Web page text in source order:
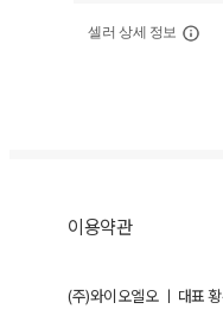
셀러 상세 정보
이용약관
(주)와이오엘오 ㅣ 대표